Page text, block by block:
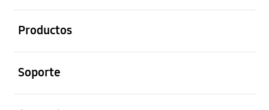
Productos
Soporte